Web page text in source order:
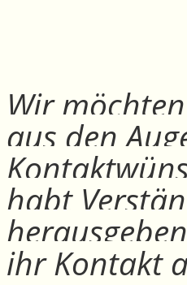
Wir
aus den
habt
ihr Kontakt